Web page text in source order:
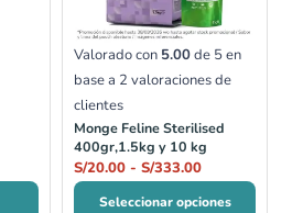
Valorado con 5.00de 5 en
base a 2 valoraciones de
clientes
Monge Feline Sterilised
400gr,1.5kg y 10 kg
S/20.00 - S/333.00
S/333.00
Seleccionar opciones